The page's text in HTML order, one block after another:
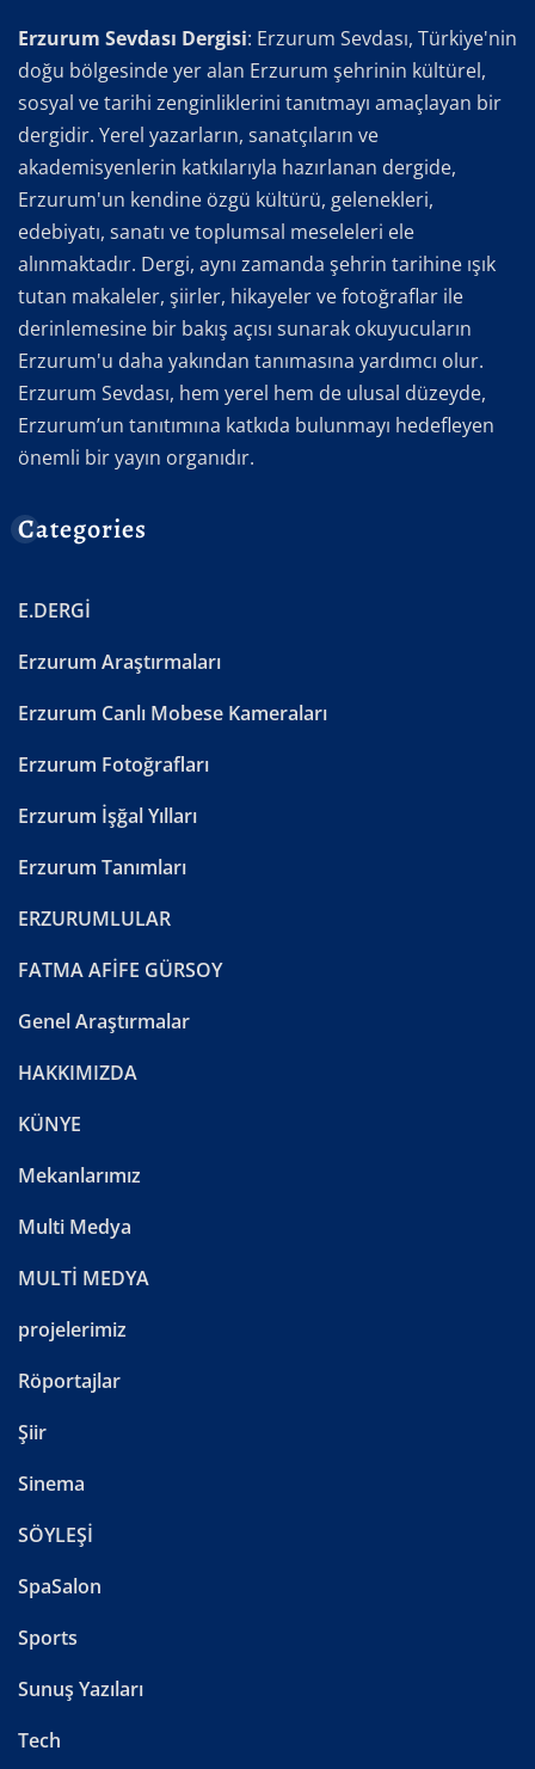
Erzurum Sevdası Dergisi: Erzurum Sevdası, Türkiye'nin
doğu bölgesinde yer alan Erzurum şehrinin kültürel,
sosyal ve tarihi zenginliklerini tanıtmayı amaçlayan bir
dergidir. Yerel yazarların, sanatçıların ve
akademisyenlerin katkılarıyla hazırlanan dergide,
Erzurum'un kendine özgü kültürü, gelenekleri,
edebiyatı, sanatı ve toplumsal meseleleri ele
alınmaktadır. Dergi, aynı zamanda şehrin tarihine ışık
tutan makaleler, şiirler, hikayeler ve fotoğraflar ile
derinlemesine bir bakış açısı sunarak okuyucuların
Erzurum'u daha yakından tanımasına yardımcı olur.
Erzurum Sevdası, hem yerel hem de ulusal düzeyde,
Erzurum’un tanıtımına katkıda bulunmayı hedefleyen
önemli bir yayın organıdır.
Categories
E.DERGİ
Erzurum Araştırmaları
Erzurum Canlı Mobese Kameraları
Erzurum Fotoğrafları
Erzurum İşğal Yılları
Erzurum Tanımları
ERZURUMLULAR
FATMA AFİFE GÜRSOY
Genel Araştırmalar
HAKKIMIZDA
KÜNYE
Mekanlarımız
Multi Medya
MULTİ MEDYA
projelerimiz
Röportajlar
Şiir
Sinema
SÖYLEŞİ
SpaSalon
Sports
Sunuş Yazıları
Tech